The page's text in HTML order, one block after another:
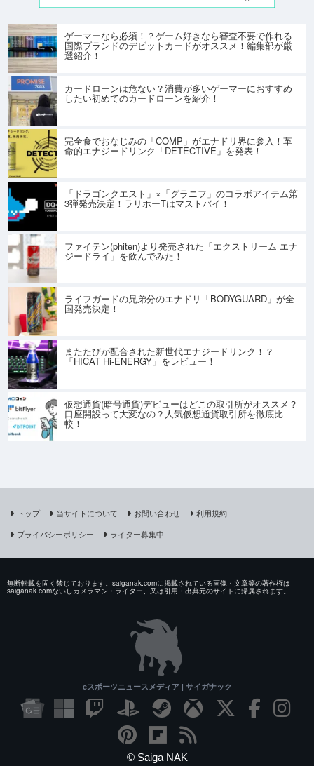
ゲーマーなら必須！？ゲーム好きなら審査不要で作れる
国際ブランドのデビットカードがオススメ！編集部が厳
選紹介！
カードローンは危ない？消費が多いゲーマーにおすすめ
したい初めてのカードローンを紹介！
完全食でおなじみの「COMP」がエナドリ界に参入！革
命的エナジードリンク「DETECTIVE」を発表！
「ドラゴンクエスト」×「グラニフ」のコラボアイテム第
3弾発売決定！ラリホーTはマストバイ！
ファイテン(phiten)より発売された「エクストリーム エナ
ジードライ」を飲んでみた！
ライフガードの兄弟分のエナドリ「BODYGUARD」が全
国発売決定！
またたびが配合された新世代エナジードリンク！？
「HICAT Hi-ENERGY」をレビュー！
仮想通貨(暗号通貨)デビューはどこの取引所がオススメ？
口座開設って大変なの？人気仮想通貨取引所を徹底比
較！
トップ 当サイトについて お問い合わせ
利用規約
プライバシーポリシー
ライター募集中
無断転載を固く禁じております。saiganak.comに掲載されている画像・文章等の著作権は
saiganak.comないしカメラマン・ライター、又は引用・出典元のサイトに帰属されます。
eスポーツニュースメディア | サイガナック
© Saiga NAK